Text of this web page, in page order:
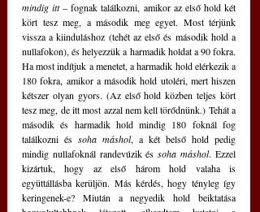
mindig itt – fognak találkozni, amikor az első hold két
kört tesz meg, a második meg egyet. Most térjünk
vissza a kiinduláshoz (tehét az első és második hold a
nullafokon), és helyezzük a harmadik holdat a 90 fokra.
Ha most indítjuk a menetet, a harmadik hold elérkezik a
180 fokra, amikor a második hold utoléri, mert hiszen
kétszer olyan gyors. (Az első hold közben teljes kört
tesz meg, de itt most azzal nem kell törődnünk.) Tehát a
második és harmadik hold mindig 180 foknál fog
találkozni és soha máshol, a két belső hold pedig
mindig nullafoknál randevúzik és soha máshol. Ezzel
kizártuk, hogy az első három hold valaha is
együttállásba kerüljön. Más kérdés, hogy tényleg így
keringenek-e? Miután a negyedik hold beiktatása